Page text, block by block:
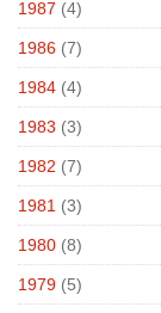
1987 (4)
1986 (7)
1984 (4)
1983 (3)
1982 (7)
1981 (3)
1980 (8)
1979 (5)